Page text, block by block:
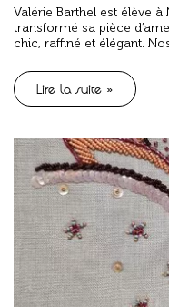
Valérie Barthel est élève à
transformé sa pièce
chic, raffiné et élégant.
Lire la suite »